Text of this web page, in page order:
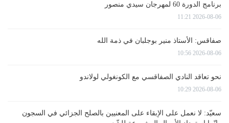
برنامج الدورة 60 لمهرجان سيدي منصور
2026-08-06 11:21
صفاقس: الأستاذ منير بوجلبان في ذمة الله
2026-08-06 10:56
نحو تعاقد النادي الصفاقسي مع الكونغولي لولاندو
2026-08-06 10:29
سعيّد: لا نعمل على الإبقاء على المعنيين بالصلح الجزائي في السجون